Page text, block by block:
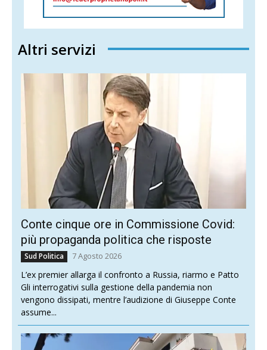
Altri servizi
Conte cinque ore in Commissione Covid:
più propaganda politica che risposte
Sud Politica 7 Agosto 2026
L’ex premier allarga il confronto a Russia, riarmo e Patto
Gli interrogativi sulla gestione della pandemia non
vengono dissipati, mentre l’audizione di Giuseppe Conte
assume...